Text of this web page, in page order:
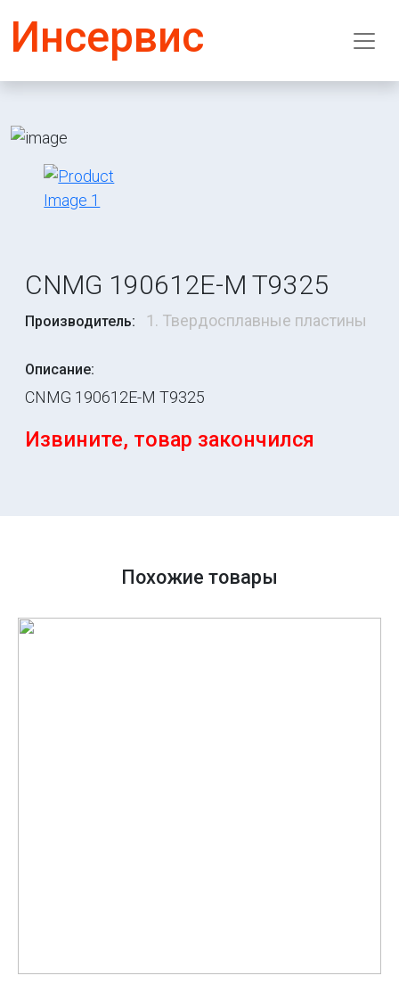
Инсервис
CNMG 190612E-M T9325
Производитель: 1. Твердосплавные пластины
Описание:
CNMG 190612E-M T9325
Извините, товар закончился
Похожие товары